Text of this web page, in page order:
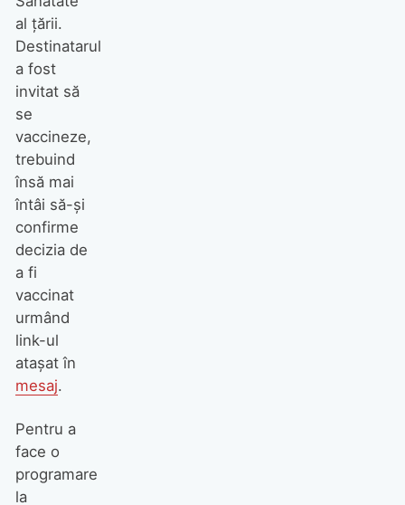
al țării.
Destinatarul
a fost
invitat să
se
vaccineze,
trebuind
însă mai
întâi să-și
confirme
decizia de
a fi
vaccinat
urmând
link-ul
atașat în
mesaj.
Pentru a
face o
programare
la